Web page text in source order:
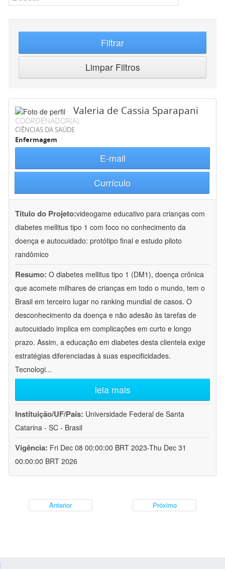
Filtrar
Limpar Filtros
Valeria de Cassia Sparapani
COORDENADOR(A)
CIÊNCIAS DA SAÚDE
Enfermagem
E-mail
Currículo
Título do Projeto:videogame educativo para crianças com
diabetes mellitus tipo 1 com foco no conhecimento da
doença e autocuidado: protótipo final e estudo piloto
randômico
Resumo: O diabetes mellitus tipo 1 (DM1), doença crônica
que acomete milhares de crianças em todo o mundo, tem o
Brasil em terceiro lugar no ranking mundial de casos. O
desconhecimento da doença e não adesão às tarefas de
autocuidado implica em complicações em curto e longo
prazo. Assim, a educação em diabetes desta clientela exige
estratégias diferenciadas à suas especificidades.
Tecnologi...
leia mais
Instituição/UF/País: Universidade Federal de Santa
Catarina - SC - Brasil
Vigência: Fri Dec 08 00:00:00 BRT 2023-Thu Dec 31
00:00:00 BRT 2026
Anterior Próximo